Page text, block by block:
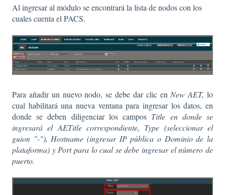
Al ingresar al módulo se encontrará la lista de nodos con los
cuales cuenta el PACS.
Para añadir un nuevo nodo, se debe dar clic en New AET,lo
cual habilitará una nueva ventana para ingresar los datos, en
donde se deben diligenciar los campos Title en donde se
ingresará el AETitle correspondiente, Type (seleccionar el
guion "-"), Hostname (ingresar IP pública o Dominio de la
plataforma) y Port para lo cual se debe ingresar el número de
puerto.